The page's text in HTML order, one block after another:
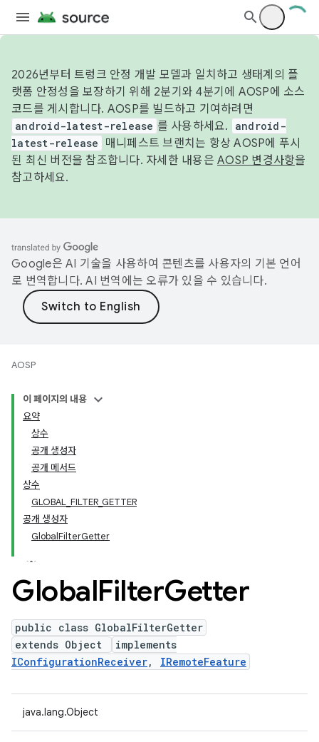
2026년부터 트렁크 안정 개발 모델과 일치하고 생태계의 플
랫폼 안정성을 보장하기 위해 2분기와 4분기에 AOSP에 소스
코드를 게시합니다. AOSP를 빌드하고 기여하려면
android-latest-release 를 사용하세요.
android-
latest-release
매니페스트 브랜치는 항상 AOSP에 푸시
된 최신 버전을 참조합니다. 자세한 내용은 AOSP 변경사항을
참고하세요.
Google은 AI 기술을 사용하여 콘텐츠를 사용자의 기본 언어
로 번역합니다. AI 번역에는 오류가 있을 수 있습니다.
AOSP
이 페이지의 내용
요약
상수
공개 생성자
공개 메서드
상수
GLOBAL_FILTER_GETTER
공개 생성자
GlobalFilterGetter
GlobalFilterGetter
public class GlobalFilterGetter
extends Object
implements
IConfigurationReceiver, IRemoteFeature
java.lang.Object